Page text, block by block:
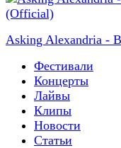
Asking Alexandria -
Фестивали
Концерты
Лайвы
Клипы
Новости
Статьи